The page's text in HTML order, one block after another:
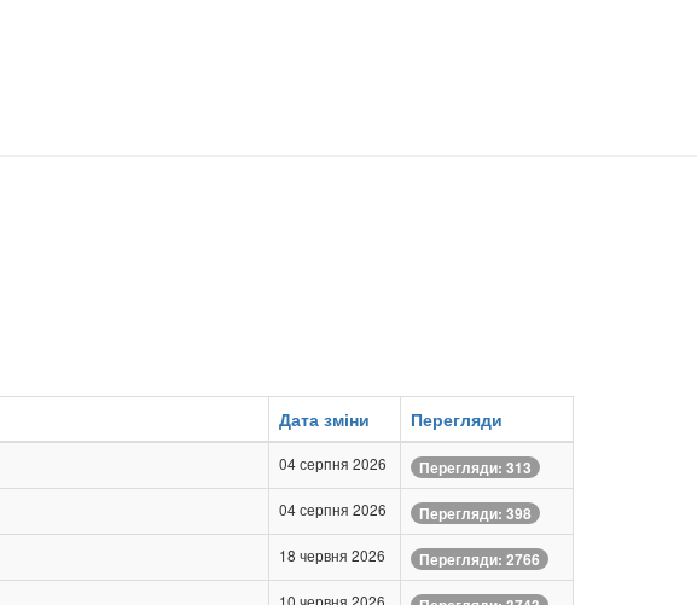
Дата зміни
Перегляди
04 серпня 2026 Перегляди: 313
04 серпня 2026 Перегляди: 398
18 червня 2026 Перегляди: 2766
10 червня 2026